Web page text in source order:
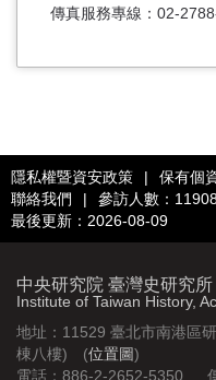
傳真服務專線：02-
隱私權暨資安政策 | 保有個
聯絡我們
| 參訪人數：
最後更新：2026-08-09
中央研究院 臺灣史研究所
Institute of Taiwan History,
地址：11529 臺北市南港區
棟八樓) (位置圖)
電話：886-2-2652-5350